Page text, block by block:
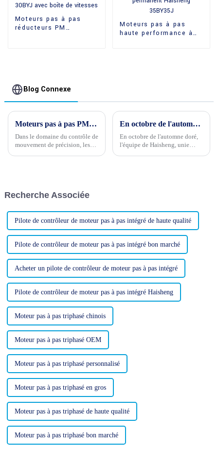
Moteurs pas à pas
réducteurs PM
Moteurs pas à pas
haute performance à
Blog Connexe
Moteurs pas à pas PM vs VR : Dévoilement des différences de fonctionnement et d'applications
Dans le domaine du contrôle de
mouvement de précision, les
moteurs à aimant permanent
(VR).
En octobre de l'automne doré, Haisheng team building, uni comme un seul
En octobre de l'automne doré,
l'équipe de Haisheng, unie
Recherche Associée
Pilote de contrôleur de moteur pas à pas intégré de haute qualité
Pilote de contrôleur de moteur pas à pas intégré bon marché
Acheter un pilote de contrôleur de moteur pas à pas intégré
Pilote de contrôleur de moteur pas à pas intégré Haisheng
Moteur pas à pas triphasé chinois
Moteur pas à pas triphasé OEM
Moteur pas à pas triphasé personnalisé
Moteur pas à pas triphasé en gros
Moteur pas à pas triphasé de haute qualité
Moteur pas à pas triphasé bon marché